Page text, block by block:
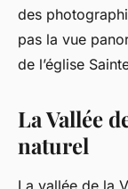
des
pas la vue
de l’église
La Vallée
naturel